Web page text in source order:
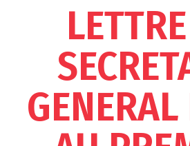
GENERAL